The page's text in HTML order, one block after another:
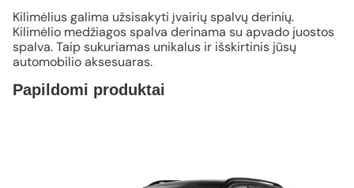
Kilimėlius galima užsisakyti įvairių spalvų derinių.
Kilimėlio medžiagos spalva derinama su apvado juostos
spalva. Taip sukuriamas unikalus ir išskirtinis jūsų
automobilio aksesuaras.
Papildomi produktai